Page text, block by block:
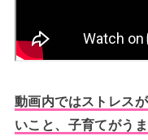
動画内ではストレス
いこと、子育てがう